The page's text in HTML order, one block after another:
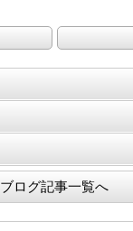
ブログ記事一覧へ